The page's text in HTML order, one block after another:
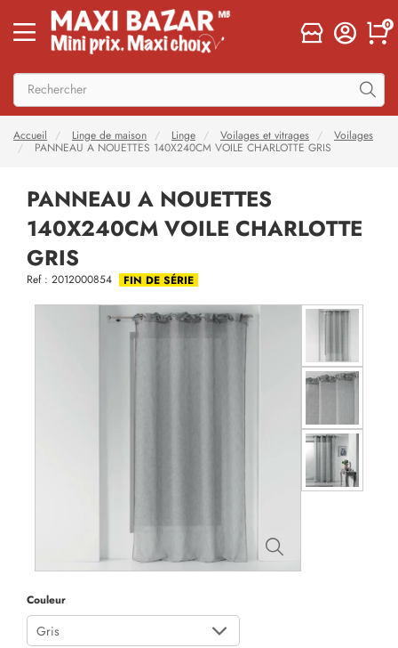
0
Accueil Linge de maison Linge Voilages et vitrages
Voilages
PANNEAU A NOUETTES 140X240CM VOILE CHARLOTTE GRIS
PANNEAU A NOUETTES
140X240CM VOILE CHARLOTTE
GRIS
Ref : 2012000854 FIN DE SÉRIE
Couleur
Gris